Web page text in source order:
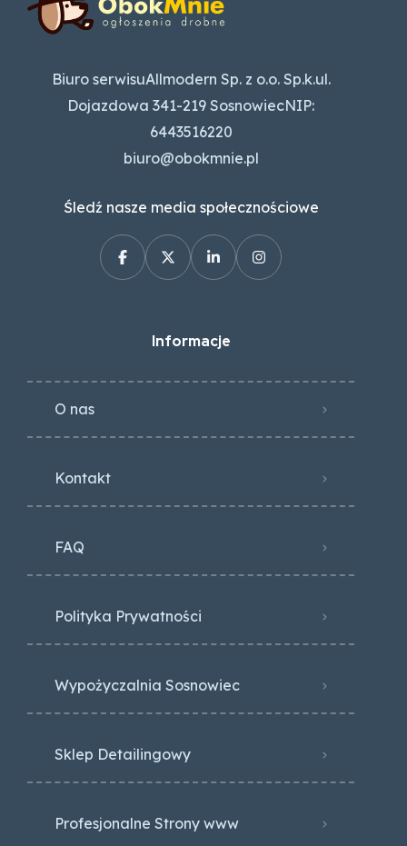
Biuro serwisuAllmodern Sp. z o.o. Sp.k.ul.
Dojazdowa 341-219 SosnowiecNIP:
6443516220
biuro@obokmnie.pl
Śledź nasze media społecznościowe
Informacje
O nas
Kontakt
FAQ
Polityka Prywatności
Wypożyczalnia Sosnowiec
Sklep Detailingowy
Profesjonalne Strony www